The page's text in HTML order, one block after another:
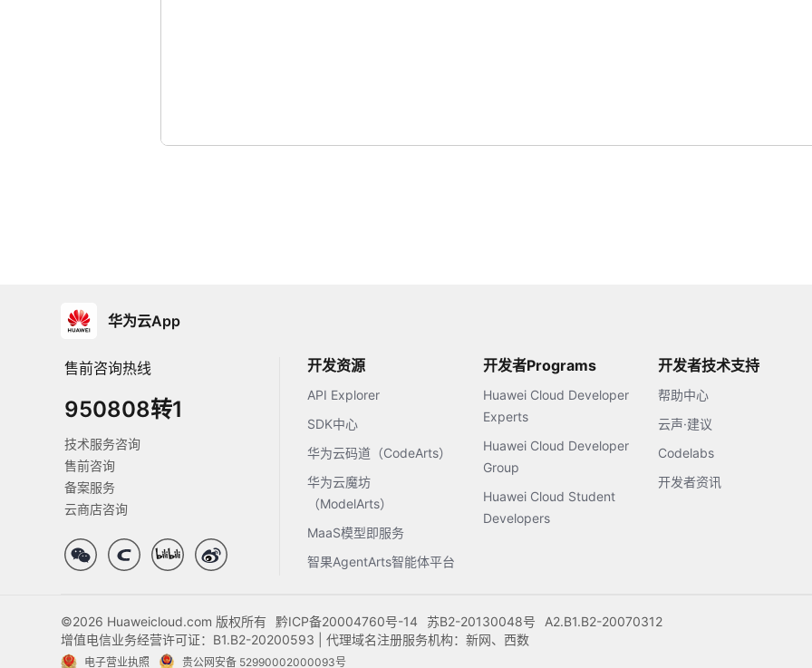
华为云App
售前咨询热线
950808转1
技术服务咨询
售前咨询
备案服务
云商店咨询
开发资源
API Explorer
SDK中心
华为云码道（CodeArts）
华为云魔坊
（ModelArts）
MaaS模型即服务
智果AgentArts智能体平台
开发者Programs
Huawei Cloud Developer
Experts
Huawei Cloud Developer
Group
Huawei Cloud Student
Developers
开发者技术支持
帮助中心
云声·建议
Codelabs
开发者资讯
©2026 Huaweicloud.com 版权所有 黔ICP备20004760号-14 苏B2-20130048号
A2.B1.B2-20070312
增值电信业务经营许可证：B1.B2-20200593 | 代理域名注册服务机构：新网、西数
电子营业执照 贵公网安备 52990002000093号